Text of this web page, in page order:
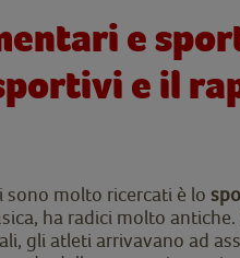
e
e il
molto ricercati è lo
ha radici molto
gli atleti arrivavano ad